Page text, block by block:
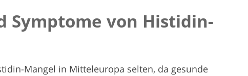
Symptome von Histidin-
Mangel in Mitteleuropa selten, da gesunde